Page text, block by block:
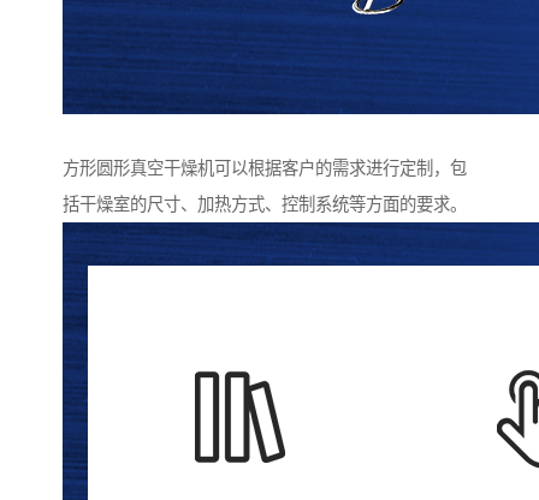
方形圆形真空干燥机可以根据客户的需求进行定制，包
括干燥室的尺寸、加热方式、控制系统等方面的要求。